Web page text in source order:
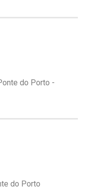
do Porto -
do Porto